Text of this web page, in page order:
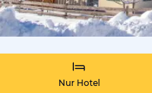
Nur Hotel